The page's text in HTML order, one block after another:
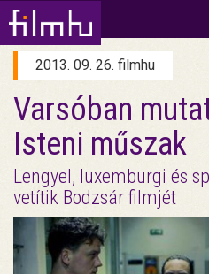
2013. 09. 26. filmhu
Varsóban
Isteni műszak
Lengyel, luxemburgi és
vetítik Bodzsár filmjét